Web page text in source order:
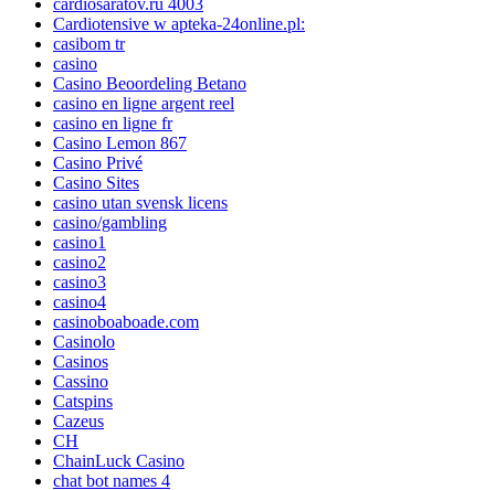
Cardiotensive w apteka-24online.pl:
casibom tr
casino
Casino Beoordeling Betano
casino en ligne argent reel
casino en ligne fr
Casino Lemon 867
Casino Privé
Casino Sites
casino utan svensk licens
casino/gambling
casino1
casino2
casino3
casino4
casinoboaboade.com
Casinolo
Casinos
Cassino
Catspins
Cazeus
CH
ChainLuck Casino
chat bot names 4